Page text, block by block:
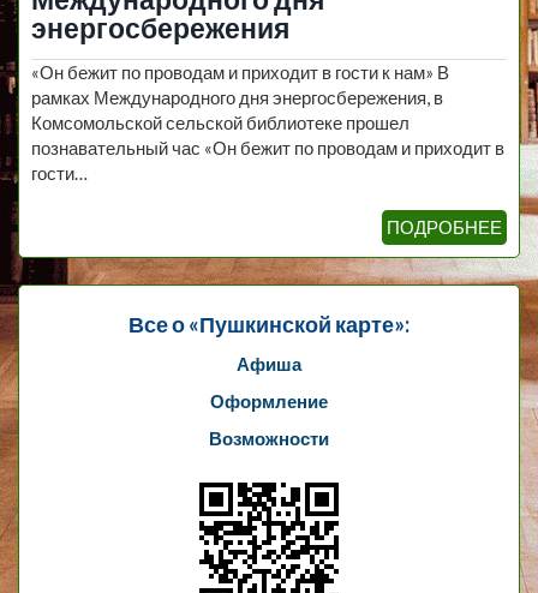
энергосбережения
«Он бежит по проводам и приходит в гости к нам» В
рамках Международного дня энергосбережения, в
Комсомольской сельской библиотеке прошел
познавательный час «Он бежит по проводам и приходит в
гости…
ПОДРОБНЕЕ
Все о «Пушкинской карте»:
Афиша
Оформление
Возможности